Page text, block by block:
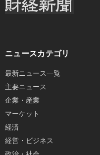
ニュースカテゴリ
最新ニュース一覧
主要ニュース
企業・産業
マーケット
経済
経営・ビジネス